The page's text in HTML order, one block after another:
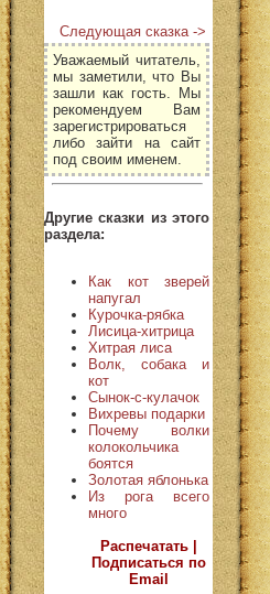
Следующая сказка ->
Уважаемый читатель,
мы заметили, что Вы
зашли как гость. Мы
рекомендуем Вам
зарегистрироваться
либо зайти на сайт
под своим именем.
Другие сказки из этого
раздела:
Как кот зверей
напугал
Курочка-рябка
Лисица-хитрица
Хитрая лиса
Волк, собака и
кот
Сынок-с-кулачок
Вихревы подарки
Почему волки
колокольчика
боятся
Золотая яблонька
Из рога всего
много
Распечатать |
Подписаться по
Email